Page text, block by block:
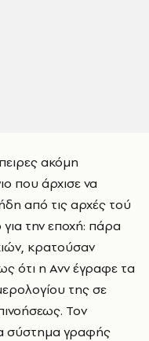
ακόμη
που άρχισε να
από τις αρχές τού
την εποχή: πάρα
κρατούσαν
ότι η Ανν έγραφε τα
της σε
Τον
σύστημα γραφής